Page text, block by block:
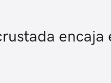
encaja